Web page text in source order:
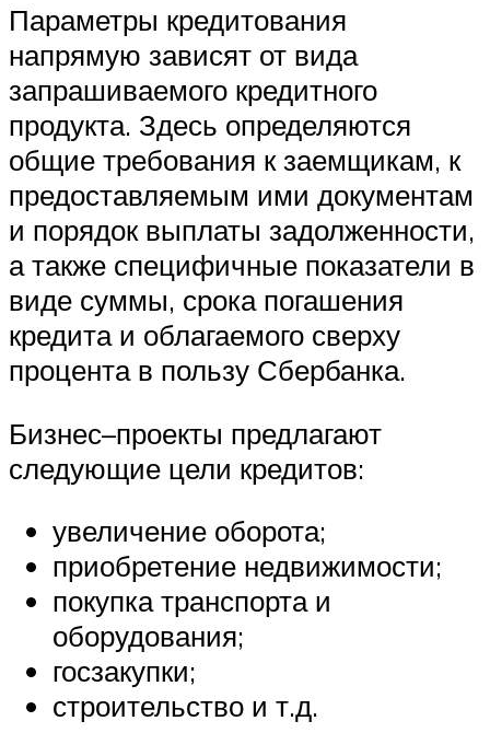
Параметры кредитования
напрямую зависят от вида
запрашиваемого кредитного
продукта. Здесь определяются
общие требования к заемщикам, к
предоставляемым ими документам
и порядок выплаты задолженности,
а также специфичные показатели в
виде суммы, срока погашения
кредита и облагаемого сверху
процента в пользу Сбербанка.
Бизнес–проекты предлагают
следующие цели кредитов:
увеличение оборота;
приобретение недвижимости;
покупка транспорта и
оборудования;
госзакупки;
строительство и т.д.